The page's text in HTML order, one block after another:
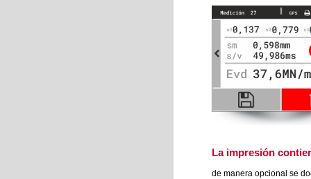
La impresión
de manera opcional se